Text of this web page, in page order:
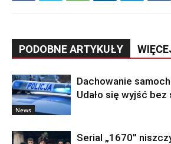
PODOBNE ARTYKUŁY
News
Dachowanie
Udało się wyjść bez
Serial „1670”